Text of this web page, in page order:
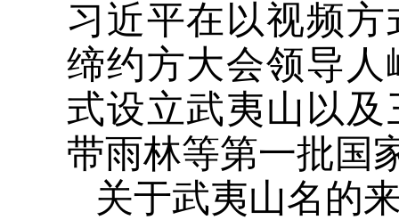
习近平在以视频
缔约方大会领导
式设立武夷山以
带雨林等第一批国
关于武夷山名的